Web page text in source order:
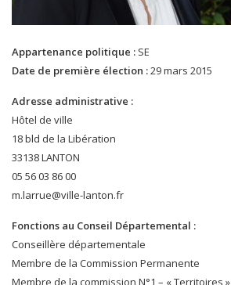
Appartenance politique : SE
Date de première élection :29 mars 2015
Adresse administrative :
Hôtel de ville
18 bld de la Libération
33138 LANTON
05 56 03 86 00
m.larrue@ville-lanton.fr
Fonctions au Conseil Départemental :
Conseillère départementale
Membre de la Commission Permanente
Membre de la commission N°1 – « Territoires »